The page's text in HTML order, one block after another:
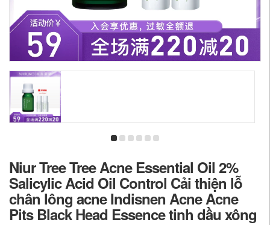
Niur Tree Tree Acne Essential Oil 2%
Salicylic Acid Oil Control Cải thiện lỗ
chân lông acne Indisnen Acne Acne
Pits Black Head Essence tinh dầu xông